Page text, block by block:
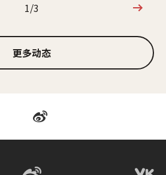
1/3
1/3
更多动态